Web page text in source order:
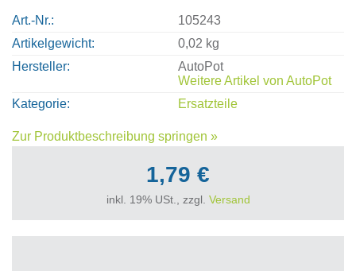
Art.-Nr.
105243
Artikelgewicht
0,02 kg
Hersteller
AutoPot
Weitere Artikel von AutoPot
Kategorie
Ersatzteile
Zur Produktbeschreibung springen »
1,79 €
inkl. 19% USt., zzgl. Versand